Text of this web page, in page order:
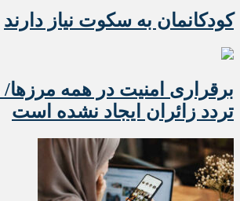
کودکانمان به سکوت نیاز دارند
برقراری امنیت در همه مرزها/
تردد زائران ایجاد نشده است